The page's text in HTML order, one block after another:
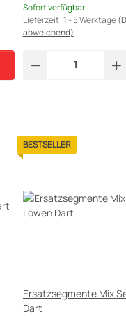
Sofort verfügbar
Lieferzeit:1 - 5 Werktage
abweichend)
BESTSELLER
Ersatzsegmente Mix
Dart